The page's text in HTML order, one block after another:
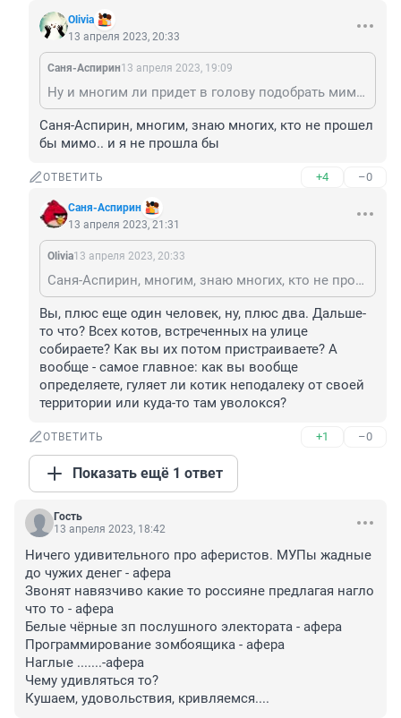
Olivia
13 апреля 2023, 20:33
Саня-Аспирин13 апреля 2023, 19:09
Ну и многим ли придет в голову подобрать мимо проходящего кота просто потому, что на нем какой-то ошейник?
Саня-Аспирин, многим, знаю многих, кто не прошел
бы мимо.. и я не прошла бы
ОТВЕТИТЬ +4 –0
Саня-Аспирин
13 апреля 2023, 21:31
Olivia13 апреля 2023, 20:33
Саня-Аспирин, многим, знаю многих, кто не прошел бы мимо.. и я не прошла бы
Вы, плюс еще один человек, ну, плюс два. Дальше-
то что? Всех котов, встреченных на улице
собираете? Как вы их потом пристраиваете? А
вообще - самое главное: как вы вообще
определяете, гуляет ли котик неподалеку от своей
территории или куда-то там уволокся?
ОТВЕТИТЬ +1 –0
Показать ещё 1 ответ
Гость
13 апреля 2023, 18:42
Ничего удивительного про аферистов. МУПы жадные
до чужих денег - афера
Звонят навязчиво какие то россияне предлагая нагло
что то - афера
Белые чёрные зп послушного электората - афера
Программирование зомбоящика - афера
Наглые .......-афера
Чему удивляться то?
Кушаем, удовольствия, кривляемся....